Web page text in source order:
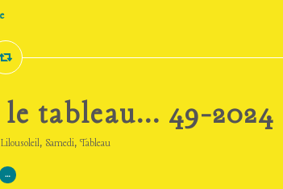
tableau... 49-2024
Lilousoleil, Samedi, Tableau
…